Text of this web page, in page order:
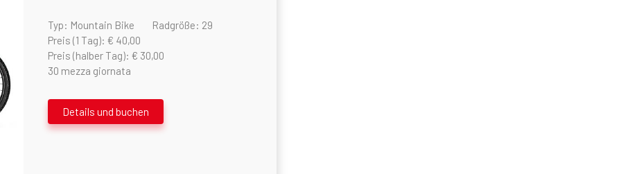
Sie uns
Typ: Mountain Bike
Radgröße: 29
Preis (1 Tag): € 40,00
Preis (halber Tag): € 30,00
30 mezza giornata
Details und buchen